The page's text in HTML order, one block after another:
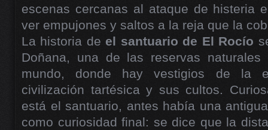
escenas cercanas al ataque de histeria
ver empujones y saltos a la reja que la
La historia de el santuario de El Rocío
Doñana, una de las reservas naturales
mundo, donde hay vestigios de la
civilización tartésica y sus cultos.
está el santuario, antes había una
como curiosidad final: se dice que la